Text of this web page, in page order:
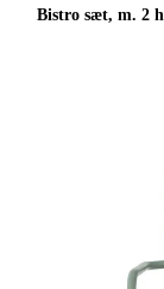
Bistro sæt, m. 2